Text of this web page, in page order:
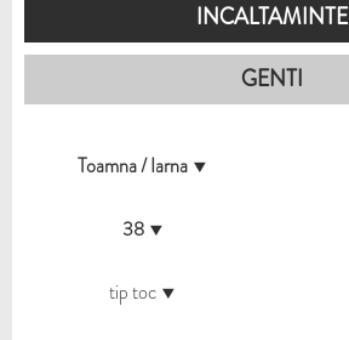
INCALTAMINTE
GENTI
Toamna / Iarna
38
tip toc